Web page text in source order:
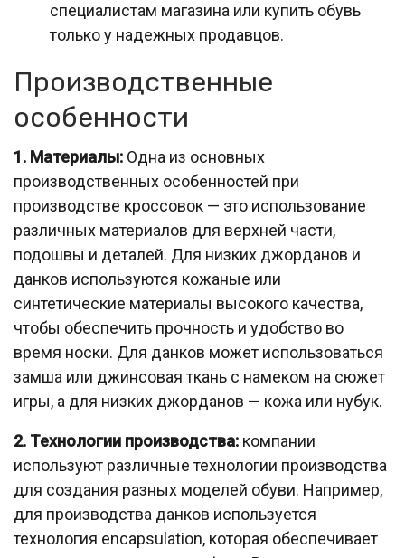
специалистам магазина или купить обувь
только у надежных продавцов.
Производственные
особенности
1. Материалы: Одна из основных
производственных особенностей при
производстве кроссовок — это использование
различных материалов для верхней части,
подошвы и деталей. Для низких джорданов и
данков используются кожаные или
синтетические материалы высокого качества,
чтобы обеспечить прочность и удобство во
время носки. Для данков может использоваться
замша или джинсовая ткань с намеком на сюжет
игры, а для низких джорданов — кожа или нубук.
2. Технологии производства: компании
используют различные технологии производства
для создания разных моделей обуви. Например,
для производства данков используется
технология encapsulation, которая обеспечивает